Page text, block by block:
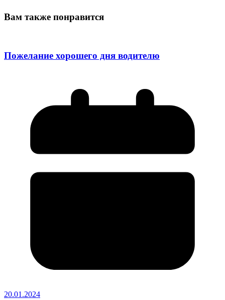
Вам также понравится
Пожелание хорошего дня водителю
20.01.2024